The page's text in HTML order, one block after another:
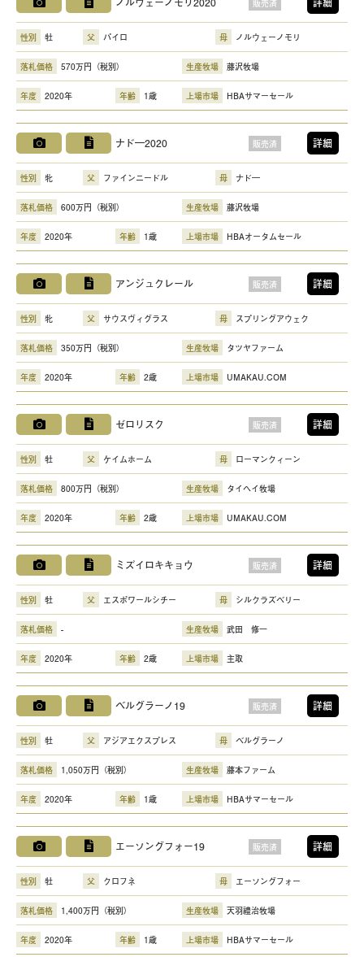
販売済
性別 牡 父 パイロ 母 ノルウェーノモリ
落札価格 570万円（税別） 生産牧場 藤沢牧場
年度 2020年 年齢 1歳 上場市場 HBAサマーセール
ナド―2020 販売済 詳細
性別 牝 父 ファインニードル 母 ナド―
落札価格 600万円（税別） 生産牧場 藤沢牧場
年度 2020年 年齢 1歳 上場市場 HBAオータムセール
アンジュクレール 販売済 詳細
性別 牝 父 サウスヴィグラス 母 スプリングアウェク
落札価格 350万円（税別） 生産牧場 タツヤファーム
年度 2020年 年齢 2歳 上場市場 UMAKAU.COM
ゼロリスク 販売済 詳細
性別 牡 父 ケイムホーム 母 ローマンクィーン
落札価格 800万円（税別） 生産牧場 タイヘイ牧場
年度 2020年 年齢 2歳 上場市場 UMAKAU.COM
ミズイロキキョウ 販売済 詳細
性別 牡 父 エスポワールシチー 母 シルクラズベリー
落札価格 - 生産牧場 武田 修一
年度 2020年 年齢 2歳 上場市場 主取
ベルグラーノ19 販売済 詳細
性別 牡 父 アジアエクスプレス 母 ベルグラーノ
落札価格 1,050万円（税別） 生産牧場 藤本ファーム
年度 2020年 年齢 1歳 上場市場 HBAサマーセール
エーソングフォー19 販売済 詳細
性別 牡 父 クロフネ 母 エーソングフォー
落札価格 1,400万円（税別） 生産牧場 天羽禮治牧場
年度 2020年 年齢 1歳 上場市場 HBAサマーセール